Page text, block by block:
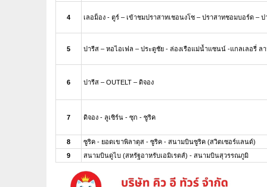
4 เลอม็อง - ตูร์ – เข้าชมปราสาทเชอนงโซ – ปราสาทชอมบอร์ด – ป
5 ปารีส – หอไอเฟล – ประตูชัย - ล่องเรือแม่น้ำแซนน์ -แกลเลอรี่ ล
6 ปารีส – OUTELT – ดิจอง
7 ดิจอง - ลูเซิร์น - ซุก - ซูริค
8
ซูริค - ยอดเขาพิลาตุส - ซูริค - สนามบินซูริค (สวิตเซอร์แลนด์)
9
สนามบินดูไบ (สหรัฐอาหรับเอมิเรตส์) - สนามบินสุวรรณภูมิ